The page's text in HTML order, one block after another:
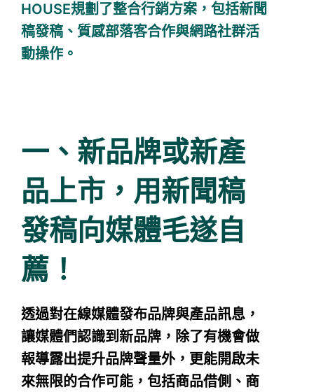
HOUSE規劃了整合行銷方案，包括新聞
稿發稿、質感部落客合作與網路社群活
動操作。
一、新品牌或新產
品上市，用新聞稿
發稿向媒體毛遂自
薦！
透過對在線媒體發布品牌與產品訊息，
讓媒體們認識到新品牌，除了有機會做
報導露出提升品牌聲量外，更能開啟未
來無限的合作可能，包括商品借側、商